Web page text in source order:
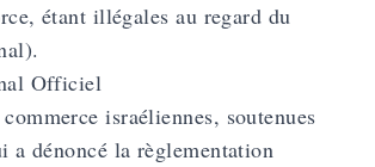
étant illégales au regard du
Officiel
israéliennes, soutenues
a dénoncé la règlementation